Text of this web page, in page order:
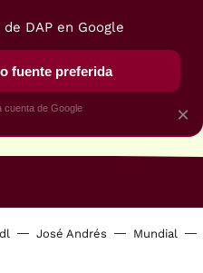
José Andrés Mundial
×
DAP en Google
fuente preferida
cuenta de Google